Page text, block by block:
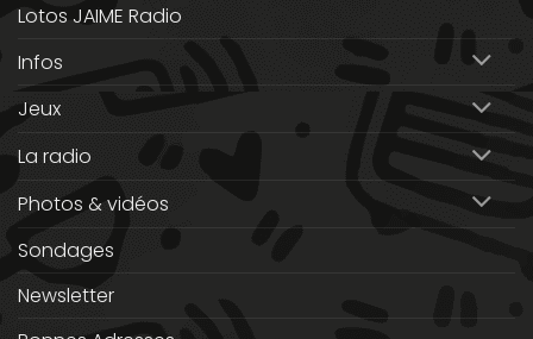
Lotos JAIME Radio
Infos
Jeux
La radio
Photos & vidéos
Sondages
Newsletter